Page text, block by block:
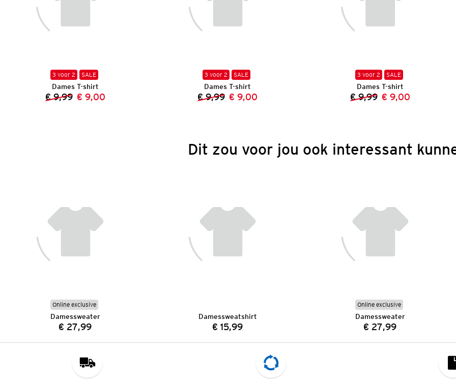
3 voor 2 SALE
Dames T-shirt
Vorige prijs:
€ 9,99 Nieuwe prijs:
€ 9,00
3 voor 2 SALE
Dames T-shirt
Vorige prijs:
€ 9,99 Nieuwe prijs:
€ 9,00
3 voor 2 SALE
Dames T-shirt
Vorige prijs:
€ 9,99 Nieuwe prijs:
€ 9,00
Dit zou voor jou ook interessant
Online exclusive
Damessweater
Prijs:
€ 27,99
Damessweatshirt
Prijs:
€ 15,99
Online exclusive
Damessweater
Prijs:
€ 27,99